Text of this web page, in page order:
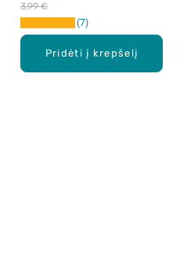
Pridėti į krepšelį
3,99 €
7